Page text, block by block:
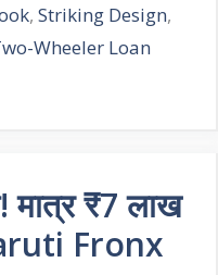
, Striking Design,
Wheeler Loan
मात्र ₹7 लाख
Fronx